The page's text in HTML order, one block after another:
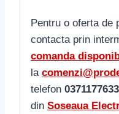
Pentru o oferta de
contacta prin
comanda
la
telefon 0371177633
din Soseaua